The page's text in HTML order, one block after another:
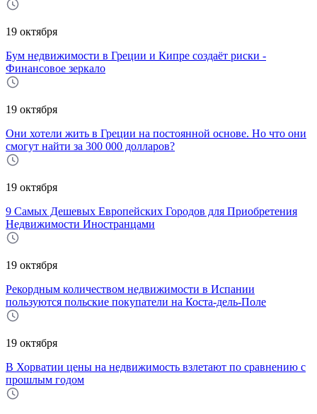
19 октября
Бум недвижимости в Греции и Кипре создаёт риски -
Финансовое зеркало
19 октября
Они хотели жить в Греции на постоянной основе. Но что они
смогут найти за 300 000 долларов?
19 октября
9 Самых Дешевых Европейских Городов для Приобретения
Недвижимости Иностранцами
19 октября
Рекордным количеством недвижимости в Испании
пользуются польские покупатели на Коста-дель-Поле
19 октября
В Хорватии цены на недвижимость взлетают по сравнению с
прошлым годом